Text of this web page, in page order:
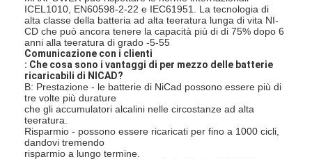
batteria del litio lifepo4
batterie ricaricabili di ione di litio
Ai polimeri di litio
pile secondarie di immagazzinamento dell'energia
ICEL1010, EN60598-2-22 e IEC61951. La tecnologia di
alta classe della batteria ad alta teeratura lunga di vita NI-
CD che può ancora tenere la capacità più di di 75% dopo 6
anni alla teeratura di grado -5-55
Comunicazione con i clienti
: Che cosa sono i vantaggi di per mezzo delle batterie
ricaricabili di NICAD?
B: Prestazione - le batterie di NiCad possono essere più di
tre volte più durature
che gli accumulatori alcalini nelle circostanze ad alta
teeratura.
Risparmio - possono essere ricaricati per fino a 1000 cicli,
dandovi tremendo
risparmio a lungo termine.